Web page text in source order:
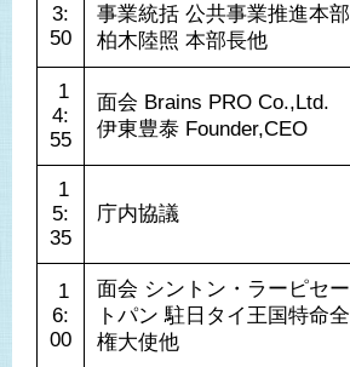
3:
50
事業統括 公共事業推進本部
柏木陸照 本部長他
4:
55
面会 Brains PRO Co.,Ltd.
伊東豊泰 Founder,CEO
5:
35
庁内協議
6:
00
面会 シントン・ラーピセー
トパン 駐日タイ王国特命全
権大使他